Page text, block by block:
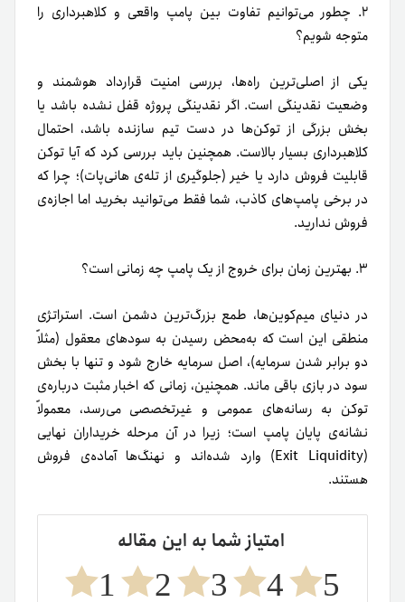
۲. چطور می‌توانیم تفاوت بین پامپ واقعی و کلاهبرداری را
متوجه شویم؟
یکی از اصلی‌ترین راه‌ها، بررسی امنیت قرارداد هوشمند و
وضعیت نقدینگی است. اگر نقدینگی پروژه قفل نشده باشد یا
بخش بزرگی از توکن‌ها در دست تیم سازنده باشد، احتمال
کلاهبرداری بسیار بالاست. همچنین باید بررسی کرد که آیا توکن
قابلیت فروش دارد یا خیر (جلوگیری از تله‌ی هانی‌پات)؛ چرا که
در برخی پامپ‌های کاذب، شما فقط می‌توانید بخرید اما اجازه‌ی
فروش ندارید.
۳. بهترین زمان برای خروج از یک پامپ چه زمانی است؟
در دنیای میم‌کوین‌ها، طمع بزرگ‌ترین دشمن است. استراتژی
منطقی این است که به‌محض رسیدن به سودهای معقول (مثلاً
دو برابر شدن سرمایه)، اصل سرمایه خارج شود و تنها با بخش
سود در بازی باقی ماند. همچنین، زمانی که اخبار مثبت درباره‌ی
توکن به رسانه‌های عمومی و غیرتخصصی می‌رسد، معمولاً
نشانه‌ی پایان پامپ است؛ زیرا در آن مرحله خریداران نهایی
(Exit Liquidity) وارد شده‌اند و نهنگ‌ها آماده‌ی فروش
هستند.
امتیاز شما به این مقاله
5
4
3
2
1